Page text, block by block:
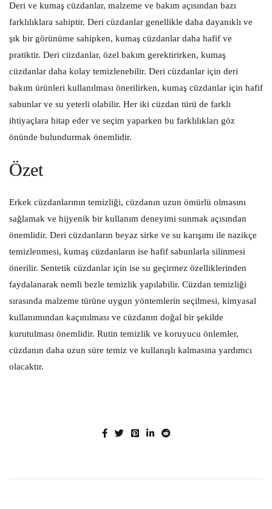
Deri ve kumaş cüzdanlar, malzeme ve bakım açısından bazı
farklılıklara sahiptir. Deri cüzdanlar genellikle daha dayanıklı ve
şık bir görünüme sahipken, kumaş cüzdanlar daha hafif ve
pratiktir. Deri cüzdanlar, özel bakım gerektirirken, kumaş
cüzdanlar daha kolay temizlenebilir. Deri cüzdanlar için deri
bakım ürünleri kullanılması önerilirken, kumaş cüzdanlar için hafif
sabunlar ve su yeterli olabilir. Her iki cüzdan türü de farklı
ihtiyaçlara hitap eder ve seçim yaparken bu farklılıkları göz
önünde bulundurmak önemlidir.
Özet
Erkek cüzdanlarının temizliği, cüzdanın uzun ömürlü olmasını
sağlamak ve hijyenik bir kullanım deneyimi sunmak açısından
önemlidir. Deri cüzdanların beyaz sirke ve su karışımı ile nazikçe
temizlenmesi, kumaş cüzdanların ise hafif sabunlarla silinmesi
önerilir. Sentetik cüzdanlar için ise su geçirmez özelliklerinden
faydalanarak nemli bezle temizlik yapılabilir. Cüzdan temizliği
sırasında malzeme türüne uygun yöntemlerin seçilmesi, kimyasal
kullanımından kaçınılması ve cüzdanın doğal bir şekilde
kurutulması önemlidir. Rutin temizlik ve koruyucu önlemler,
cüzdanın daha uzun süre temiz ve kullanışlı kalmasına yardımcı
olacaktır.